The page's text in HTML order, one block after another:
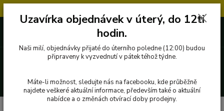
Hledat
727 862 655, 737 283 505
Uzavírka objednávek v úterý, do 12ti
hodin.
Naši milí, objednávky přijaté do úterního poledne (12:00) budou
připraveny k vyzvednutí v pátek téhož týdne.
Máte-li možnost, sledujte nás na facebooku, kde průběžně
najdete veškeré aktuální informace, především také o aktuální
nabídce a o změnách otvírací doby prodejny.